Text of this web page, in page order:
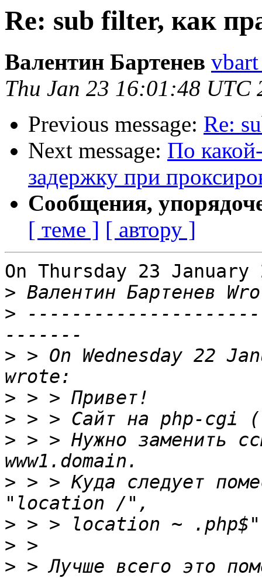
Re: sub filter, как
Валентин Бартенев
Thu Jan 23 16:01:48 UTC
Previous message: Re:
Next message: По
задержку при
Сообщения,
[ теме ] [ автору ]
On Thursday 23
>
>
> > On Wednesday 22
>
>
> > > Нужно заменить
> > > Куда следует
>
>
> > Лучше всего это